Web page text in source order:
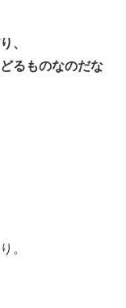
、
るものなのだな
。